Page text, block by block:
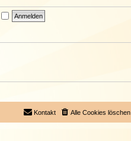
Alle Cookies löschen
Kontakt